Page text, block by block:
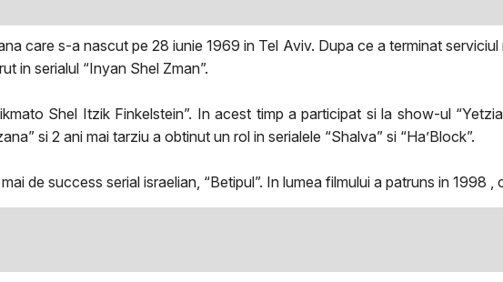
care s-a nascut pe 28 iunie 1969 in Tel Aviv. Dupa ce a terminat
in serialul “Inyan Shel Zman”.
Shel Itzik Finkelstein”. In acest timp a participat si la show-ul
si 2 ani mai tarziu a obtinut un rol in serialele “Shalva” si “Ha’Block”.
de success serial israelian, “Betipul”. In lumea filmului a patruns in 1998 ,